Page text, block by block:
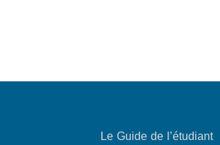
Le Guide de l’étudiant